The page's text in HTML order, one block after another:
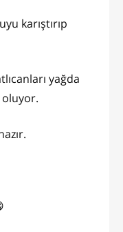
karıştırıp
yağda
oluyor.